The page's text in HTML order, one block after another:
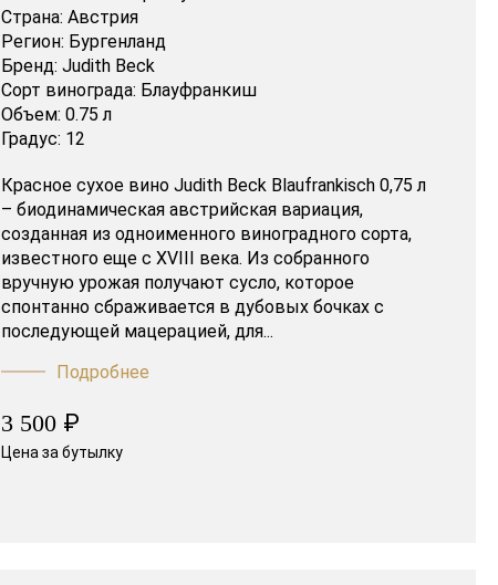
Страна: Австрия
Регион: Бургенланд
Бренд: Judith Beck
Сорт винограда: Блауфранкиш
Объем: 0.75 л
Градус: 12
Красное сухое вино Judith Beck Blaufrankisch 0,75 л
– биодинамическая австрийская вариация,
созданная из одноименного виноградного сорта,
известного еще с XVIII века. Из собранного
вручную урожая получают сусло, которое
спонтанно сбраживается в дубовых бочках с
последующей мацерацией, для...
Подробнее
3 500 ₽
Цена за бутылку